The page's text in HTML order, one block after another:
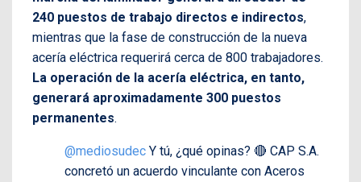
240 puestos de trabajo directos e indirectos,
mientras que la fase de construcción de la nueva
acería eléctrica requerirá cerca de 800 trabajadores.
La operación de la acería eléctrica, en tanto,
generará aproximadamente 300 puestos
permanentes.
@mediosudec Y tú, ¿qué opinas? 🔴 CAP S.A.
concretó un acuerdo vinculante con Aceros